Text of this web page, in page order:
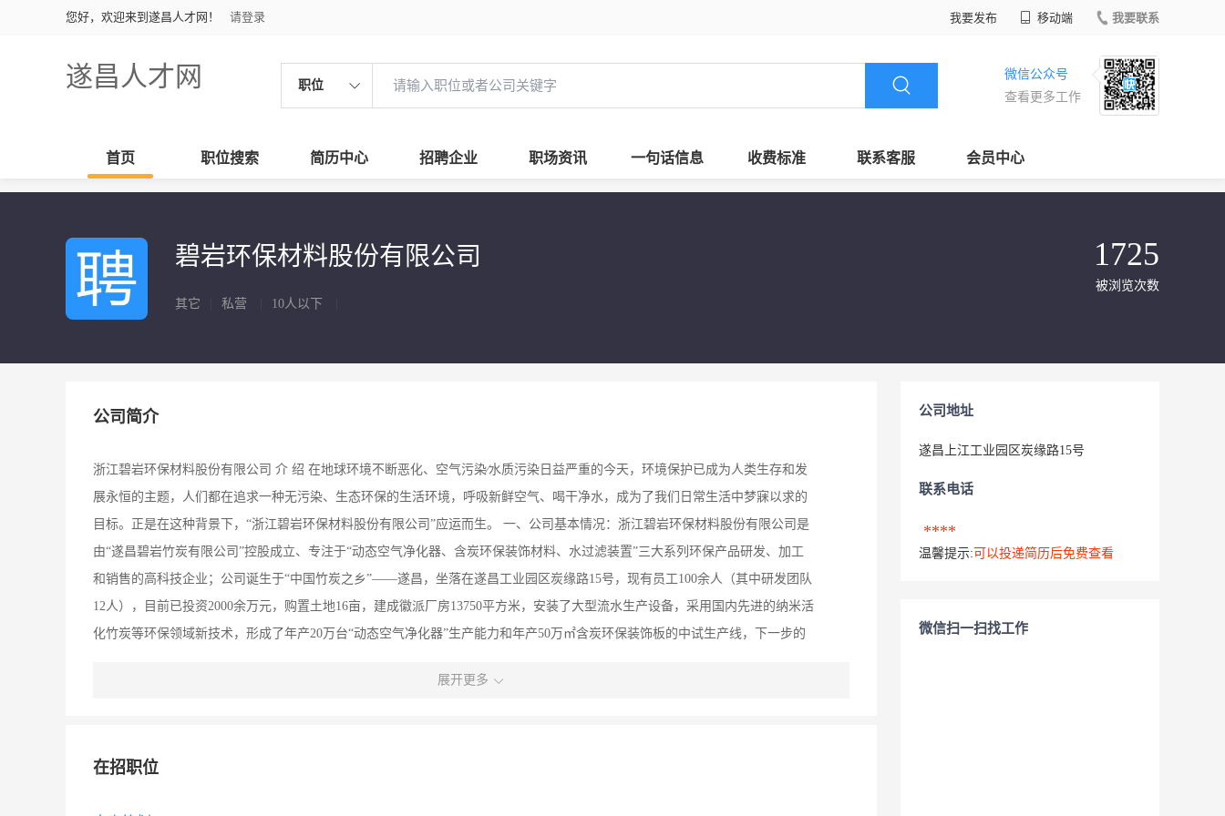
您好，欢迎来到遂昌人才网！ 请登录 我要发布 移动端 我要联系
遂昌人才网 职位
微信公众号
查看更多工作
首页 职位搜索 简历中心 招聘企业 职场资讯 一句话信息 收费标准 联系客服 会员中心
碧岩环保材料股份有限公司
其它 私营 10人以下
1725
被浏览次数
公司简介
浙江碧岩环保材料股份有限公司 介 绍 在地球环境不断恶化、空气污染∕水质污染日益严重的今天，环境保护已成为人类生存和发
展永恒的主题，人们都在追求一种无污染、生态环保的生活环境，呼吸新鲜空气、喝干净水，成为了我们日常生活中梦寐以求的
目标。正是在这种背景下，“浙江碧岩环保材料股份有限公司”应运而生。 一、公司基本情况：浙江碧岩环保材料股份有限公司是
由“遂昌碧岩竹炭有限公司”控股成立、专注于“动态空气净化器、含炭环保装饰材料、水过滤装置”三大系列环保产品研发、加工
和销售的高科技企业；公司诞生于“中国竹炭之乡”——遂昌，坐落在遂昌工业园区炭缘路15号，现有员工100余人（其中研发团队
12人），目前已投资2000余万元，购置土地16亩，建成徽派厂房13750平方米，安装了大型流水生产设备，采用国内先进的纳米活
化竹炭等环保领域新技术，形成了年产20万台“动态空气净化器”生产能力和年产50万㎡含炭环保装饰板的中试生产线，下一步的
成为竹炭行业的领军企业和环保行业的新生力量。 企业宗旨：创造生态、环保、健康、时尚的高科技竹炭制品，传导环保生活理
信；整合资源，内协外联；关注细节、综合发展；创立品牌、拓展渠道；客户优先，实现共赢；完善标准、规范操作。 产品风
展开更多
在招职位
公司地址
遂昌上江工业园区炭缘路15号
联系电话
****
温馨提示: 可以投递简历后免费查看
微信扫一扫找工作